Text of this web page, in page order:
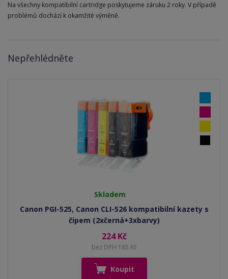
Na všechny kompatibilní cartridge poskytujeme záruku 2 roky. V případě
problémů dochází k okamžité výměně.
Nepřehlédněte
Skladem
Canon PGI-525, Canon CLI-526 kompatibilní kazety s
čipem (2xčerná+3xbarvy)
224 Kč
bez DPH 185 Kč
Koupit